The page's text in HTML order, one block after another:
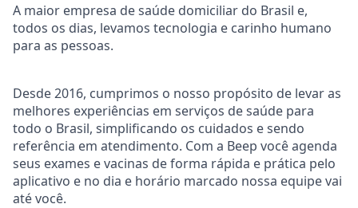
A maior empresa de saúde domiciliar do Brasil e,
todos os dias, levamos tecnologia e carinho humano
para as pessoas.
Desde 2016, cumprimos o nosso propósito de levar as
melhores experiências em serviços de saúde para
todo o Brasil, simplificando os cuidados e sendo
referência em atendimento. Com a Beep você agenda
seus exames e vacinas de forma rápida e prática pelo
aplicativo e no dia e horário marcado nossa equipe vai
até você.